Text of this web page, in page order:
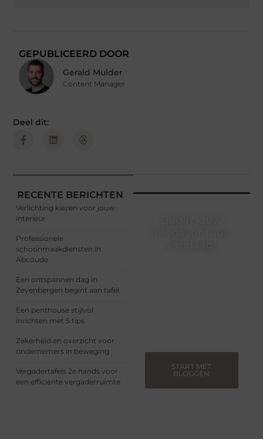
GEPUBLICEERD DOOR
Gerald Mulder
Content Manager
Deel dit:
RECENTE BERICHTEN
Verlichting kiezen voor jouw
interieur
Professionele
schoonmaakdiensten in
Abcoude
Een ontspannen dag in
Zevenbergen begint aan tafel
Een penthouse stijlvol
inrichten met 5 tips
Zekerheid en overzicht voor
ondernemers in beweging
Vergadertafels 2e hands voor
een efficiënte vergaderruimte
START MET
BLOGGEN